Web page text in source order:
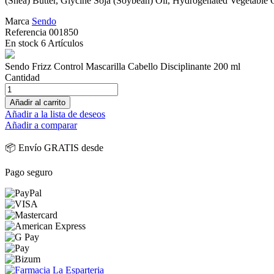
Marca Sendo
Referencia 001850
En stock 6 Artículos
Sendo Frizz Control Mascarilla Cabello Disciplinante 200 ml
Cantidad
Añadir al carrito
Añadir a la lista de deseos
Añadir a comparar
📦 Envío GRATIS desde
Pago seguro